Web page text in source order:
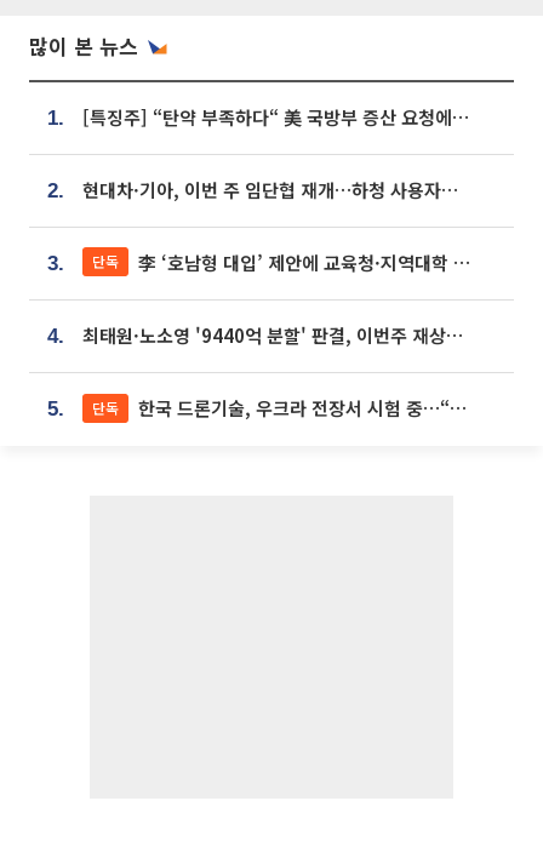
많이 본 뉴스
1. [특징주] “탄약 부족하다“ 美 국방부 증산 요청에⋯국내 방산주 급등세
2. 현대차·기아, 이번 주 임단협 재개…하청 사용자성 재심도 ‘변수’
3. 단독 李 ‘호남형 대입’ 제안에 교육청·지역대학 서·논술형 입시 연계 '착수'
4. 최태원·노소영 '9440억 분할' 판결, 이번주 재상고 여부 주목
5. 단독 한국 드론기술, 우크라 전장서 시험 중…“스타트업 여러 곳 참여”